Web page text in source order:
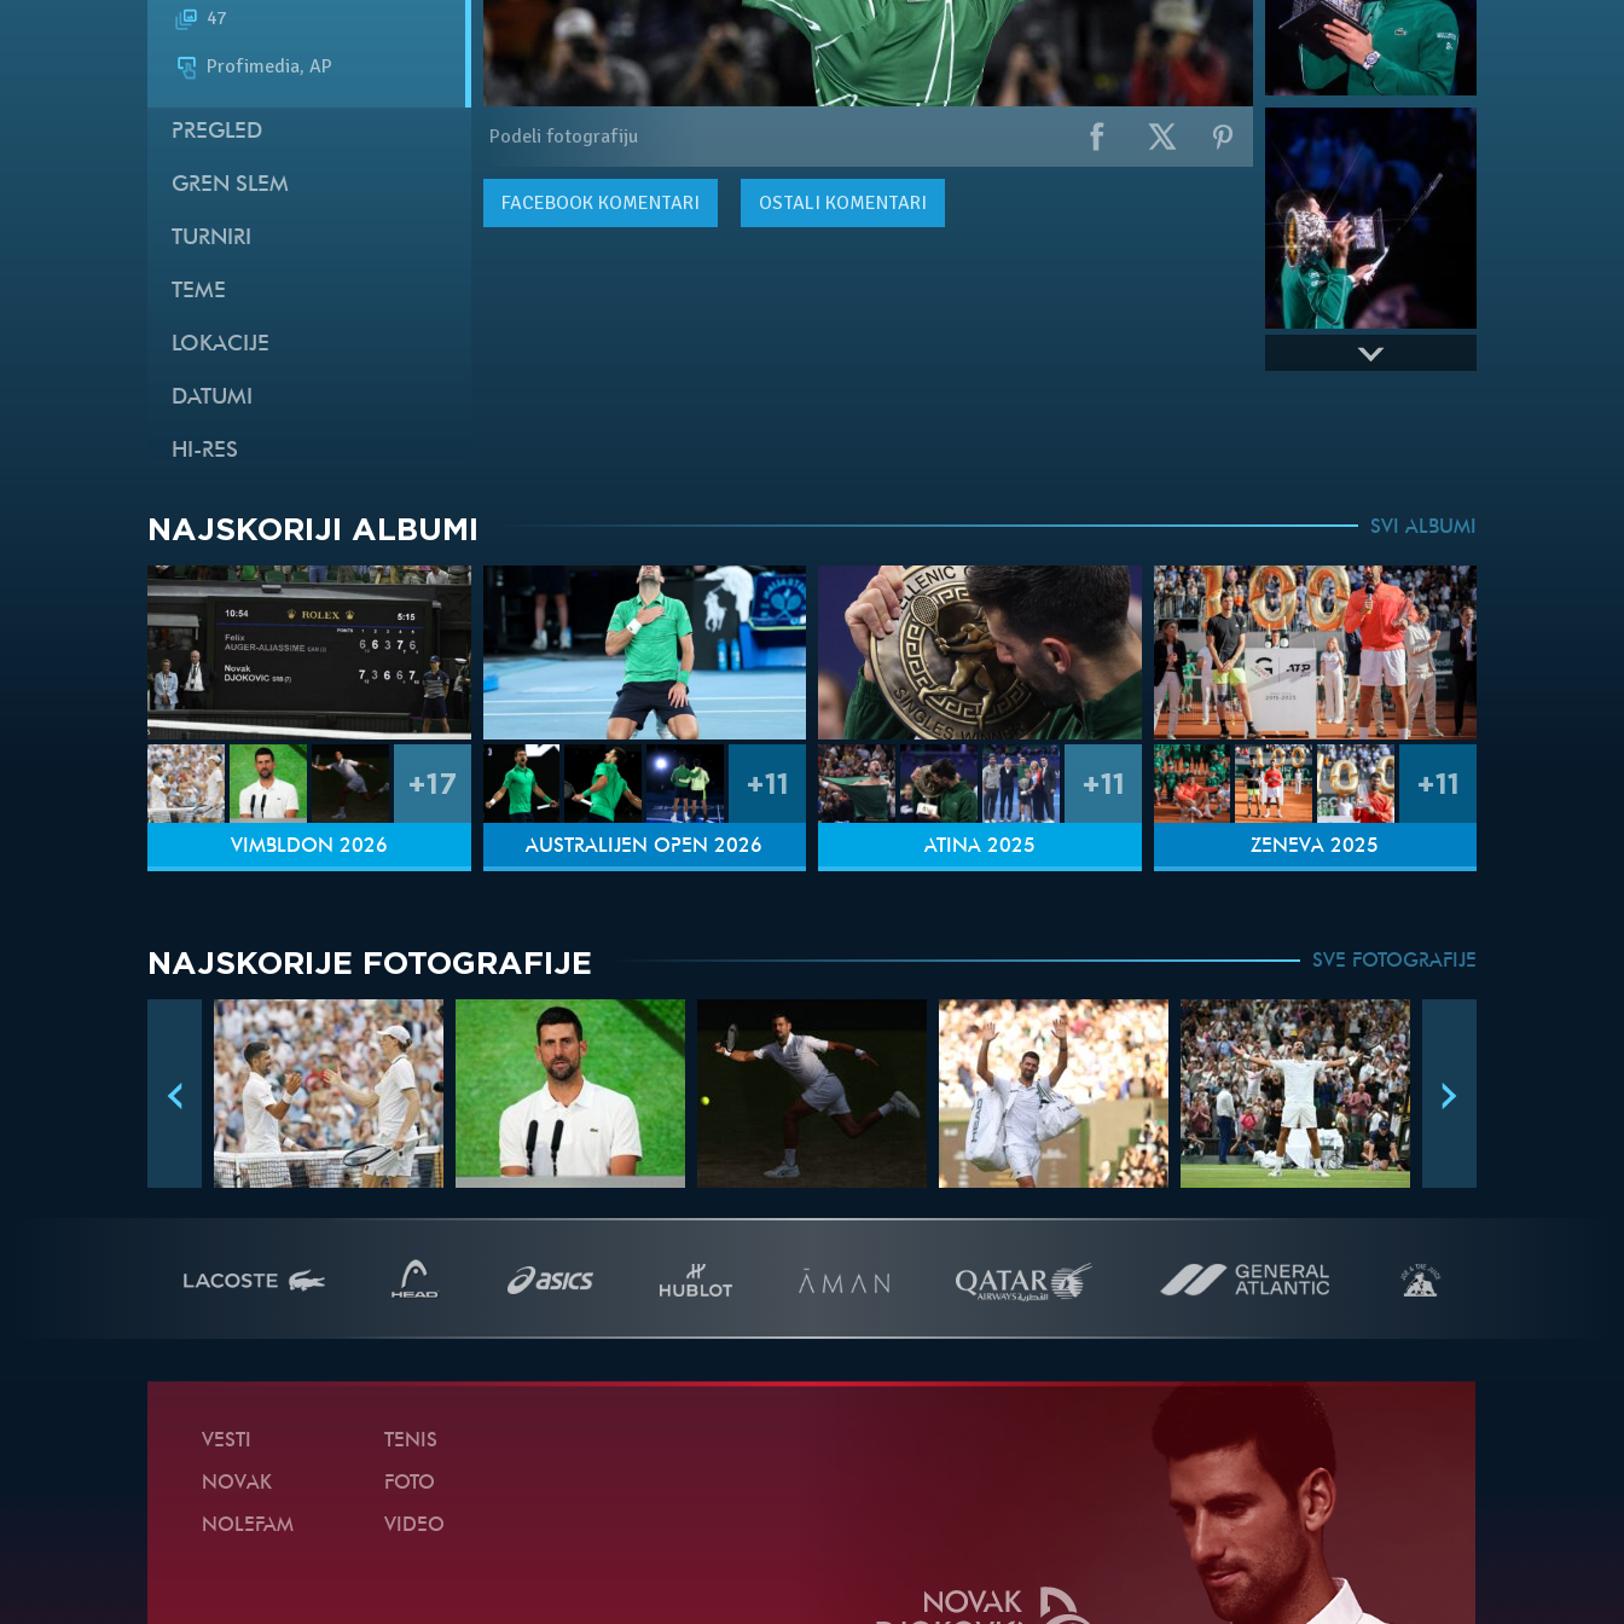
47
Profimedia, AP
PREGLED
GREN SLEM
TURNIRI
TEME
LOKACIJE
DATUMI
HI-RES
Podeli fotografiju
FACEBOOKKOMENTARI OSTALI KOMENTARI
NAJSKORIJI ALBUMI SVI ALBUMI
+17
VIMBLDON 2026
+11
AUSTRALIJEN OPEN 2026
+11
ATINA 2025
+11
ŽENEVA 2025
NAJSKORIJE FOTOGRAFIJE SVE FOTOGRAFIJE
VESTI
NOVAK
NOLEFAM
TENIS
FOTO
VIDEO